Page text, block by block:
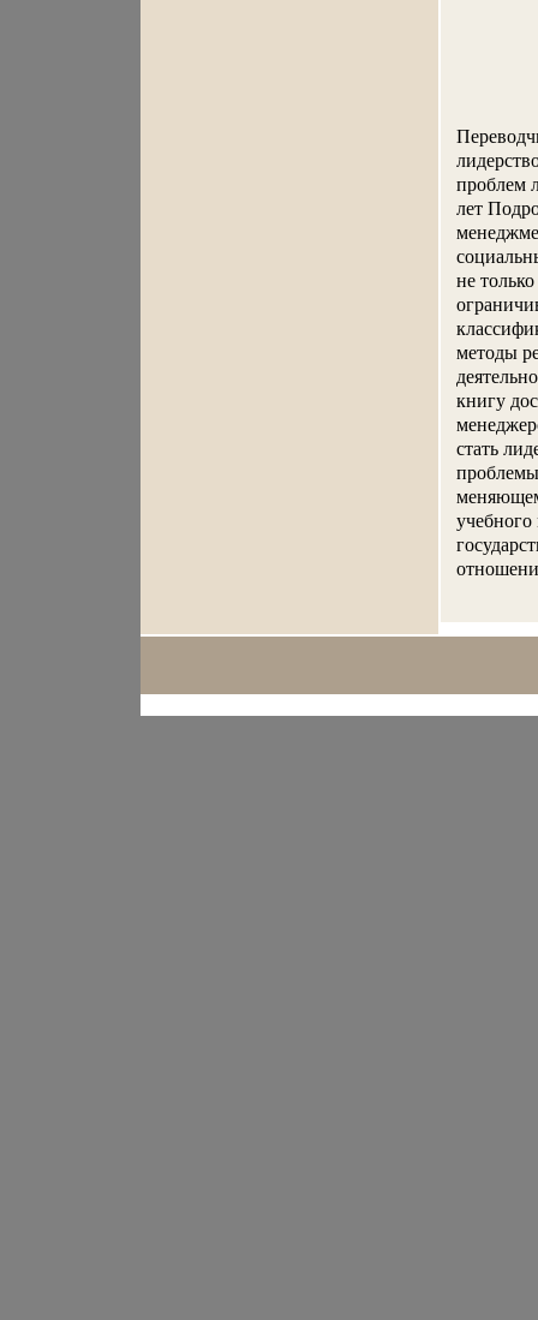
проблем
лет
не
методы
книгу
стать
учебного